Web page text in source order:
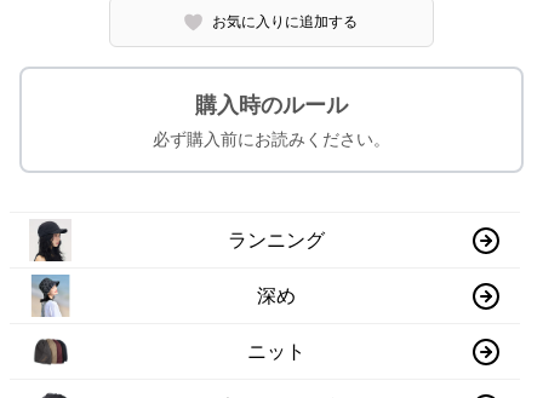
お気に入りに追加する
購入時のルール
必ず購入前にお読みください。
ランニング
深め
ニット